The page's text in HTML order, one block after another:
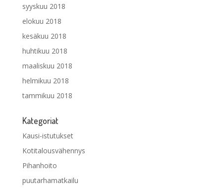
syyskuu 2018
elokuu 2018
kesäkuu 2018
huhtikuu 2018
maaliskuu 2018
helmikuu 2018
tammikuu 2018
Kategoriat
Kausi-istutukset
Kotitalousvähennys
Pihanhoito
puutarhamatkailu